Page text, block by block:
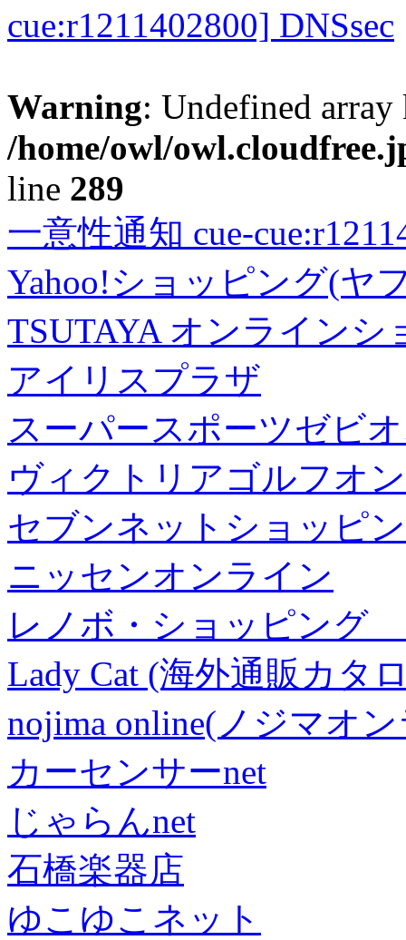
cue:r1211402800] DNSsec
Warning: Undefined
/home/owl/
line 289
一意性通知 cue-
Yahoo!ショッピング(ヤ
TSUTAYA オンラインシ
アイリスプラザ
スーパースポーツゼビ
ヴィクトリアゴルフオ
セブンネットショッピ
ニッセンオンライン
レノボ・ショッピング
Lady Cat (海外通販カタ
nojima online(ノジマオ
カーセンサーnet
じゃらんnet
石橋楽器店
ゆこゆこネット